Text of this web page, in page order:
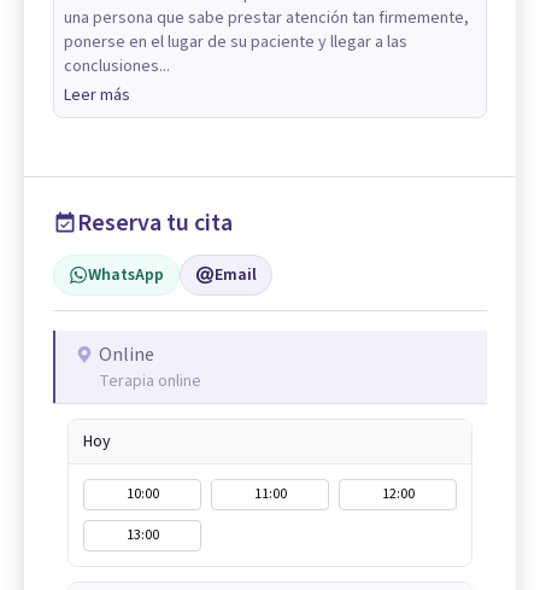
una persona que sabe prestar atención tan firmemente,
ponerse en el lugar de su paciente y llegar a las
conclusiones...
Leer más
Reserva tu cita
WhatsApp Email
Online
Terapia online
Hoy
10:00 11:00
12:00
13:00